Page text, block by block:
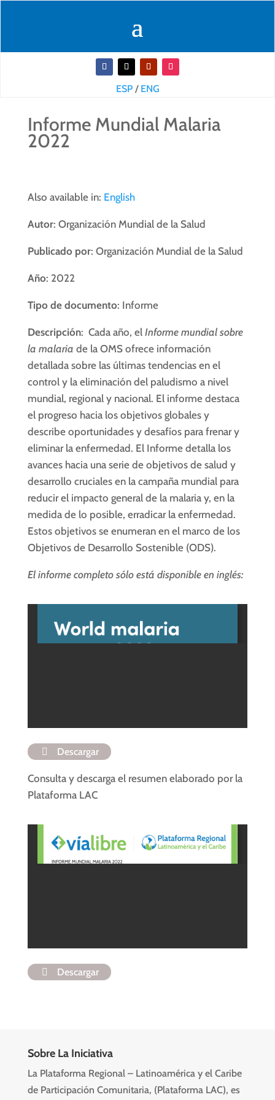
ESP/ ENG
Informe Mundial Malaria
2022
Also available in: English
Autor: Organización Mundial de la Salud
Publicado por: Organización Mundial de la Salud
Año: 2022
Tipo de documento: Informe
Descripción: Cada año, el Informe mundial sobre
la malaria de la OMS ofrece información
detallada sobre las últimas tendencias en el
control y la eliminación del paludismo a nivel
mundial, regional y nacional. El informe destaca
el progreso hacia los objetivos globales y
describe oportunidades y desafíos para frenar y
eliminar la enfermedad. El Informe detalla los
avances hacia una serie de objetivos de salud y
desarrollo cruciales en la campaña mundial para
reducir el impacto general de la malaria y, en la
medida de lo posible, erradicar la enfermedad.
Estos objetivos se enumeran en el marco de los
Objetivos de Desarrollo Sostenible (ODS).
El informe completo sólo está disponible en inglés:
Descargar
Consulta y descarga el resumen elaborado por la
Plataforma LAC
Descargar
Sobre La Iniciativa
La Plataforma Regional – Latinoamérica y el Caribe
de Participación Comunitaria, (Plataforma LAC), es